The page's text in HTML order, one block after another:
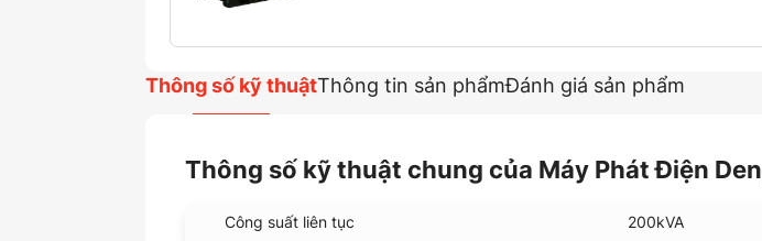
Thông số kỹ thuậtThông tin sản phẩmĐánh giá sản phẩm
Thông số kỹ thuật chung của Máy Phát Điện
Công suất liên tục 200kVA